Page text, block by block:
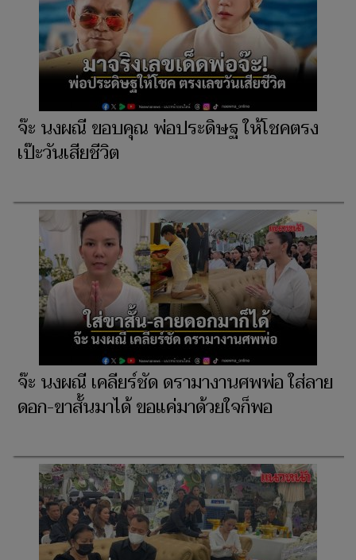
จ๊ะ นงผณี ขอบคุณ พ่อประดิษฐ ให้โชคตรง
เป๊ะวันเสียชีวิต
จ๊ะ นงผณี เคลียร์ชัด ดรามางานศพพ่อ ใส่ลาย
ดอก-ขาสั้นมาได้ ขอแค่มาด้วยใจก็พอ